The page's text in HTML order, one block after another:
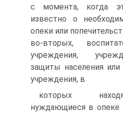
с момента, когда
известно о
опеки или
во-вторых,
учреждения,
защиты населения или
учреждения, в
которых
нуждающиеся в опеке